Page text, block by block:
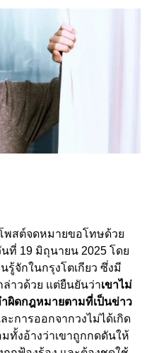
พสต์จดหมายขอโทษด้วย
นที่ 19 มิถุนายน 2025 โดย
รู้จักในกรุงโตเกียว ซึ่งมี
าวด้วย แต่ยืนยันว่าเขาไม่
ผิดกฎหมายตามที่เป็นข่าว
การออกจากวงไม่ได้เกิด
ทั้งอ้างว่าเขาถูกกดดันให้